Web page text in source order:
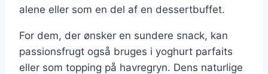
alene eller som en del af en dessertbuffet.
For dem, der ønsker en sundere snack, kan
passionsfrugt også bruges i yoghurt parfaits
eller som topping på havregryn. Dens naturlige